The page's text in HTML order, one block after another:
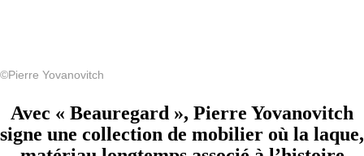
©Pierre Yovanovitch
Avec « Beauregard », Pierre Yovanovitch
signe une collection de mobilier où la laque,